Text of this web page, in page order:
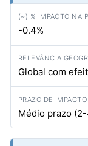
-0.4%
Global com
Médio prazo